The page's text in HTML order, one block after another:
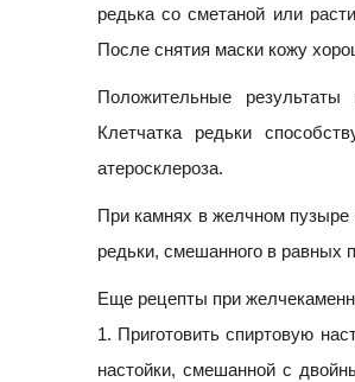
редька со сметаной или
После снятия маски кожу
Положительные
Клетчатка редьки
атеросклероза.
При камнях в желчном пузыре
редьки, смешанного в равных
Еще рецепты при
1. Приготовить спиртовую
настойки, смешанной с